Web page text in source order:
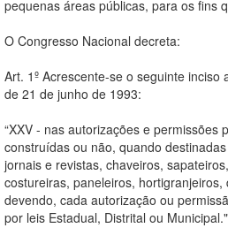
pequenas áreas públicas, para os fins
O Congresso Nacional decreta:
Art. 1º Acrescente-se o seguinte inciso
de 21 de junho de 1993:
“XXV - nas autorizações e permissões
construídas ou não, quando
jornais e revistas, chaveiros,
costureiras, paneleiros,
devendo, cada autorização ou
por leis Estadual, Distrital ou Municipal."